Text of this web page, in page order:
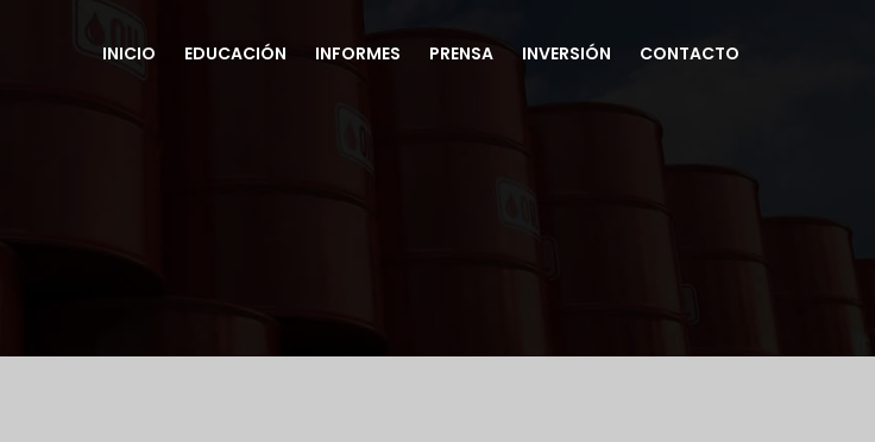
INICIO EDUCACIÓN INFORMES PRENSA INVERSIÓN CONTACTO